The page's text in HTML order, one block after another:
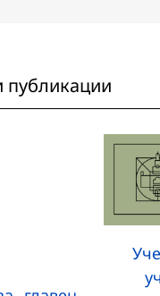
публикации